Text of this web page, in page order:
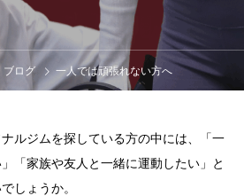
ブログ 一人では頑張れない方へ
ルジムを探している方の中には、「一
「家族や友人と一緒に運動したい」と
しょうか。